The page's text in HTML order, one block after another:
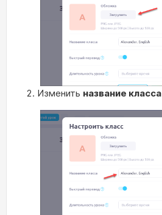
Изменить название класса